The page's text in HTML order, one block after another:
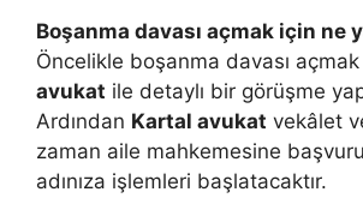
Boşanma davası açmak için ne
Öncelikle boşanma davası
avukat ile detaylı bir görüşme
Ardından Kartal avukat vekâlet
zaman aile mahkemesine
adınıza işlemleri başlatacaktır.